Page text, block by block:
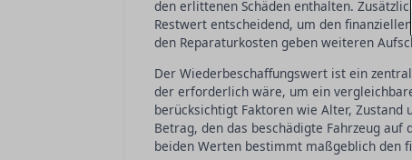
den erlittenen Schäden enthalten.
Restwert entscheidend, um den
den Reparaturkosten geben weiteren
Der Wiederbeschaffungswert ist ein
der erforderlich wäre, um ein
berücksichtigt Faktoren wie Alter, Zustand
Betrag, den das beschädigte Fahrzeug
beiden Werten bestimmt maßgeblich den